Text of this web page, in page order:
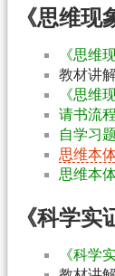
《思维现
《思维
教材讲解
《思维
请书流程
自学习题
思维本
思维本
《科学实
《科学